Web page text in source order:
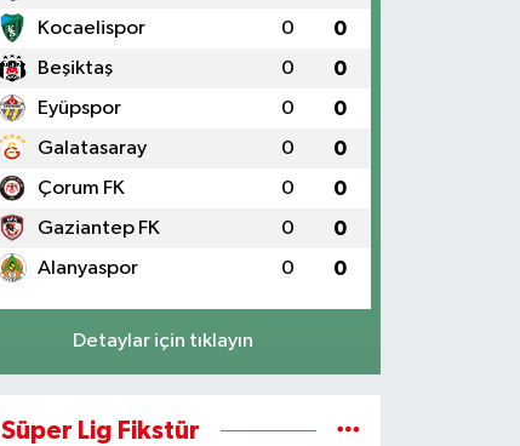
Kocaelispor 0 0
Beşiktaş 0 0
Eyüpspor 0 0
Galatasaray 0 0
Çorum FK 0 0
Gaziantep FK 0 0
Alanyaspor 0 0
Detaylar için tıklayın
Süper Lig Fikstür